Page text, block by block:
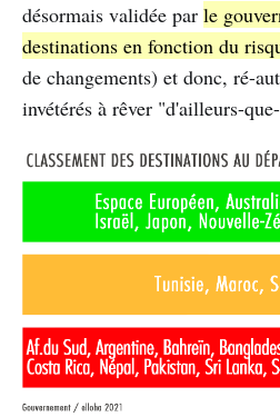
désormais validée par le
destinations en fonction du
de changements) et donc, ré-
invétérés à rêver "d'ailleurs-